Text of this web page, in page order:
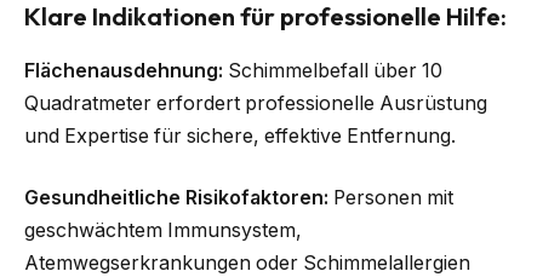
Klare Indikationen für professionelle Hilfe:
Flächenausdehnung: Schimmelbefall über 10
Quadratmeter erfordert professionelle Ausrüstung
und Expertise für sichere, effektive Entfernung.
Gesundheitliche Risikofaktoren: Personen mit
geschwächtem Immunsystem,
Atemwegserkrankungen oder Schimmelallergien